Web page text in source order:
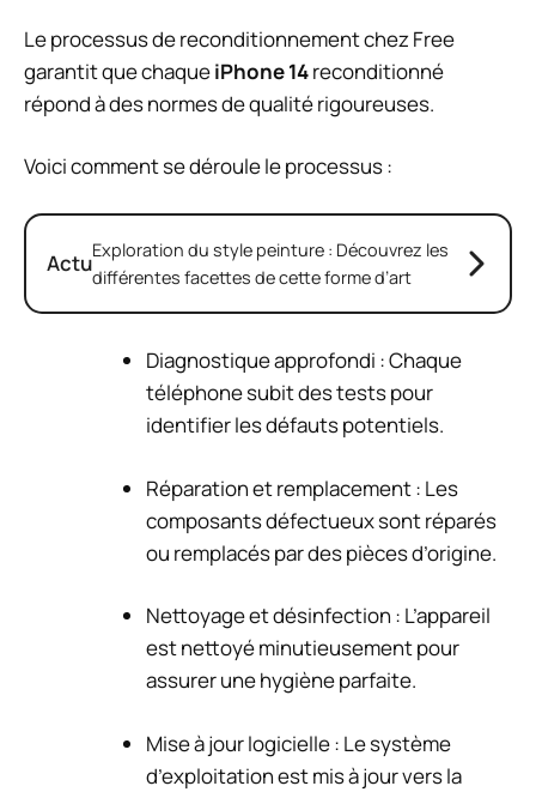
Le processus de reconditionnement chez Free
garantit que chaqueiPhone 14reconditionné
répond à des normes de qualité rigoureuses.
Voici comment se déroule le processus :
ActuExploration du style peinture : Découvrez les
différentes facettes de cette forme d’art
Diagnostique approfondi : Chaque
téléphone subit des tests pour
identifier les défauts potentiels.
Réparation et remplacement : Les
composants défectueux sont réparés
ou remplacés par des pièces d’origine.
Nettoyage et désinfection : L’appareil
est nettoyé minutieusement pour
assurer une hygiène parfaite.
Mise à jour logicielle : Le système
d’exploitation est mis à jour vers la